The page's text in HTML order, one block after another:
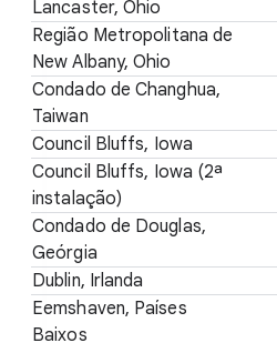
Lancaster, Ohio
Região Metropolitana de
New Albany, Ohio
Condado de Changhua,
Taiwan
Council Bluffs, Iowa
Council Bluffs, Iowa (2ª
instalação)
Condado de Douglas,
Geórgia
Dublin, Irlanda
Eemshaven, Países
Baixos